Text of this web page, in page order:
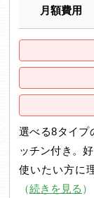
月額費用
選べる8タイプ
ッチン付き。
使いたい方に
（続きを見る ）